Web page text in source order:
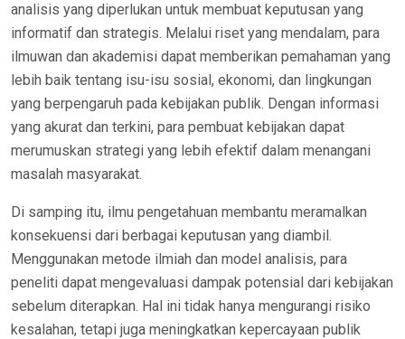
analisis yang diperlukan untuk membuat keputusan yang
informatif dan strategis. Melalui riset yang mendalam, para
ilmuwan dan akademisi dapat memberikan pemahaman yang
lebih baik tentang isu-isu sosial, ekonomi, dan lingkungan
yang berpengaruh pada kebijakan publik. Dengan informasi
yang akurat dan terkini, para pembuat kebijakan dapat
merumuskan strategi yang lebih efektif dalam menangani
masalah masyarakat.
Di samping itu, ilmu pengetahuan membantu meramalkan
konsekuensi dari berbagai keputusan yang diambil.
Menggunakan metode ilmiah dan model analisis, para
peneliti dapat mengevaluasi dampak potensial dari kebijakan
sebelum diterapkan. Hal ini tidak hanya mengurangi risiko
kesalahan, tetapi juga meningkatkan kepercayaan publik